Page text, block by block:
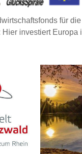
für
Hier investiert Europa